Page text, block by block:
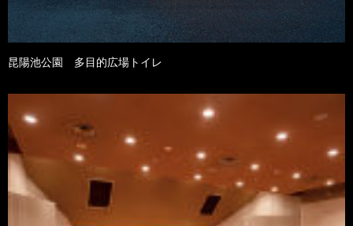
昆陽池公園 多目的広場トイレ